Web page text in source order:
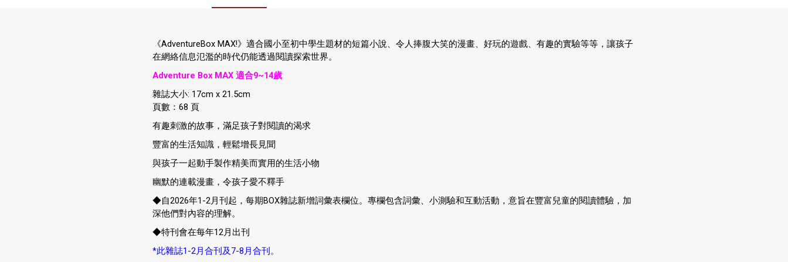
《AdventureBox MAX!》適合國小至初中學生題材的短篇小說、令人捧腹大笑的漫畫、好玩的遊戲、有趣的實驗等等，讓孩子
在網絡信息氾濫的時代仍能透過閱讀探索世界。
Adventure Box MAX 適合9~14歲
雜誌大小: 17cm x 21.5cm
頁數：68 頁
有趣刺激的故事，滿足孩子對閱讀的渴求
豐富的生活知識，輕鬆增長見聞
與孩子一起動手製作精美而實用的生活小物
幽默的連載漫畫，令孩子愛不釋手
◆自2026年1-2月刊起，每期BOX雜誌新增詞彙表欄位。專欄包含詞彙、小測驗和互動活動，意旨在豐富兒童的閱讀體驗，加
深他們對內容的理解。
◆特刊會在每年12月出刊
*此雜誌1-2月合刊及7-8月合刊。